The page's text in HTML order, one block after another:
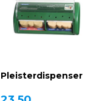
Pleisterdispenser